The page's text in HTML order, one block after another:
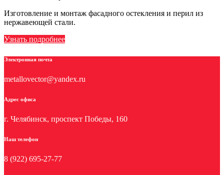
Изготовление и монтаж фасадного остекления и перил из
нержавеющей стали.
Узнать подробнее
Электронная почта
metallovector@yandex.ru
Адрес офиса
г. Челябинск, проспект Победы, 160
Наш телефон
8 (922) 695-27-77